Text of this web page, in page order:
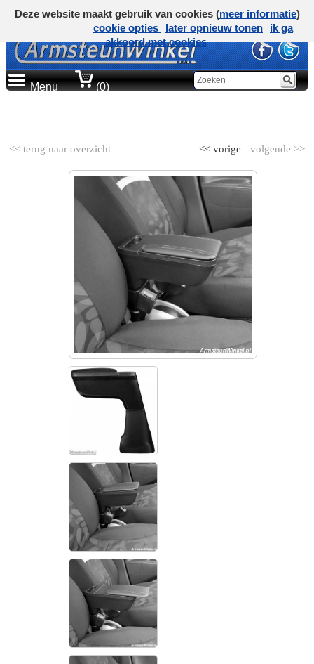
Menu (0)
<< terug naar overzicht volgende >>
<< vorige
Deze website maakt gebruik van cookies (meer informatie)
cookie opties
later opnieuw tonen
ik ga
akkoord met cookies